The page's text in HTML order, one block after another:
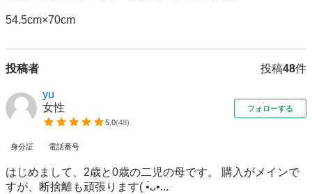
54.5cm×70cm
投稿者 投稿48件
yu
女性
5.0(48)
フォローする
身分証 電話番号
はじめまして、2歳と0歳の二児の母です。 購入がメインで
すが、断捨離も頑張ります( •̀ᴗ•...